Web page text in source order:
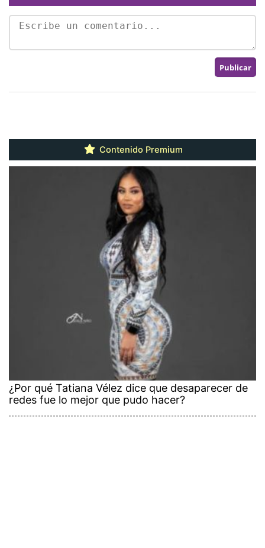
Contenido Premium
¿Por qué Tatiana Vélez dice que desaparecer de
redes fue lo mejor que pudo hacer?